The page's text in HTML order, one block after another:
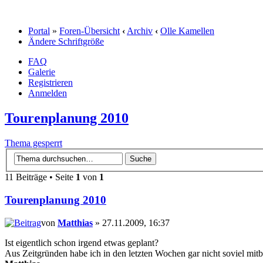
Portal » Foren-Übersicht ‹ Archiv ‹ Olle Kamellen
Ändere Schriftgröße
FAQ
Galerie
Registrieren
Anmelden
Tourenplanung 2010
Thema gesperrt
11 Beiträge • Seite 1 von 1
Tourenplanung 2010
von Matthias » 27.11.2009, 16:37
Ist eigentlich schon irgend etwas geplant?
Aus Zeitgründen habe ich in den letzten Wochen gar nicht soviel